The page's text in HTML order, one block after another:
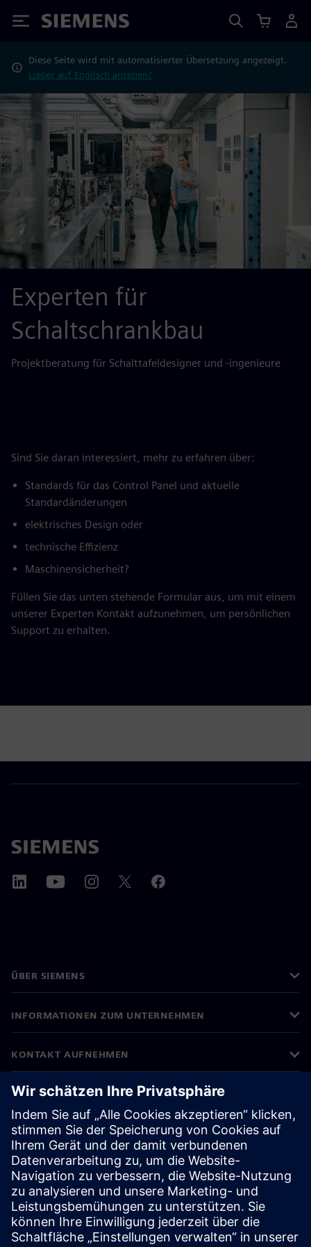
Siemens
Diese Seite wird mit automatisierter Übersetzung angezeigt.
Lieber auf Englisch ansehen?
Experten für
Schaltschrankbau
Projektberatung für Schalttafeldesigner und -ingenieure
Sind Sie daran interessiert, mehr zu erfahren über:
Standards für das Control Panel und aktuelle
Standardänderungen
elektrisches Design oder
technische Effizienz
Maschinensicherheit?
Füllen Sie das unten stehende Formular aus, um mit einem
unserer Experten Kontakt aufzunehmen, um persönlichen
Support zu erhalten.
ÜBER SIEMENS
INFORMATIONEN ZUM UNTERNEHMEN
KONTAKT AUFNEHMEN
KARRIEREN
©Siemens2026
Impressum
Datenschutz